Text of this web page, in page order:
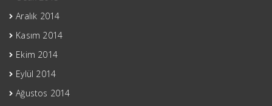
Aralık 2014
Kasım 2014
Ekim 2014
Eylül 2014
Ağustos 2014